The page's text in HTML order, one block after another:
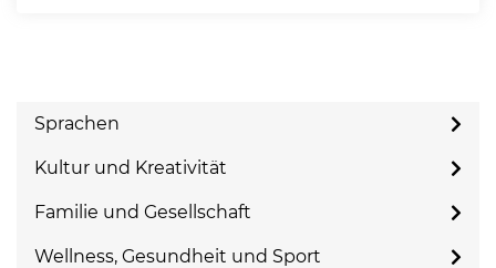
Sprachen
Kultur und Kreativität
Familie und Gesellschaft
Wellness, Gesundheit und Sport